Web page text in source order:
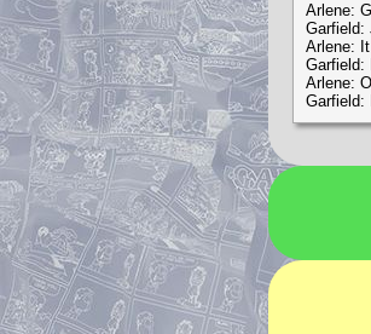
Arlene:
Garfield:
Arlene:
Garfield:
Arlene:
Garfield: